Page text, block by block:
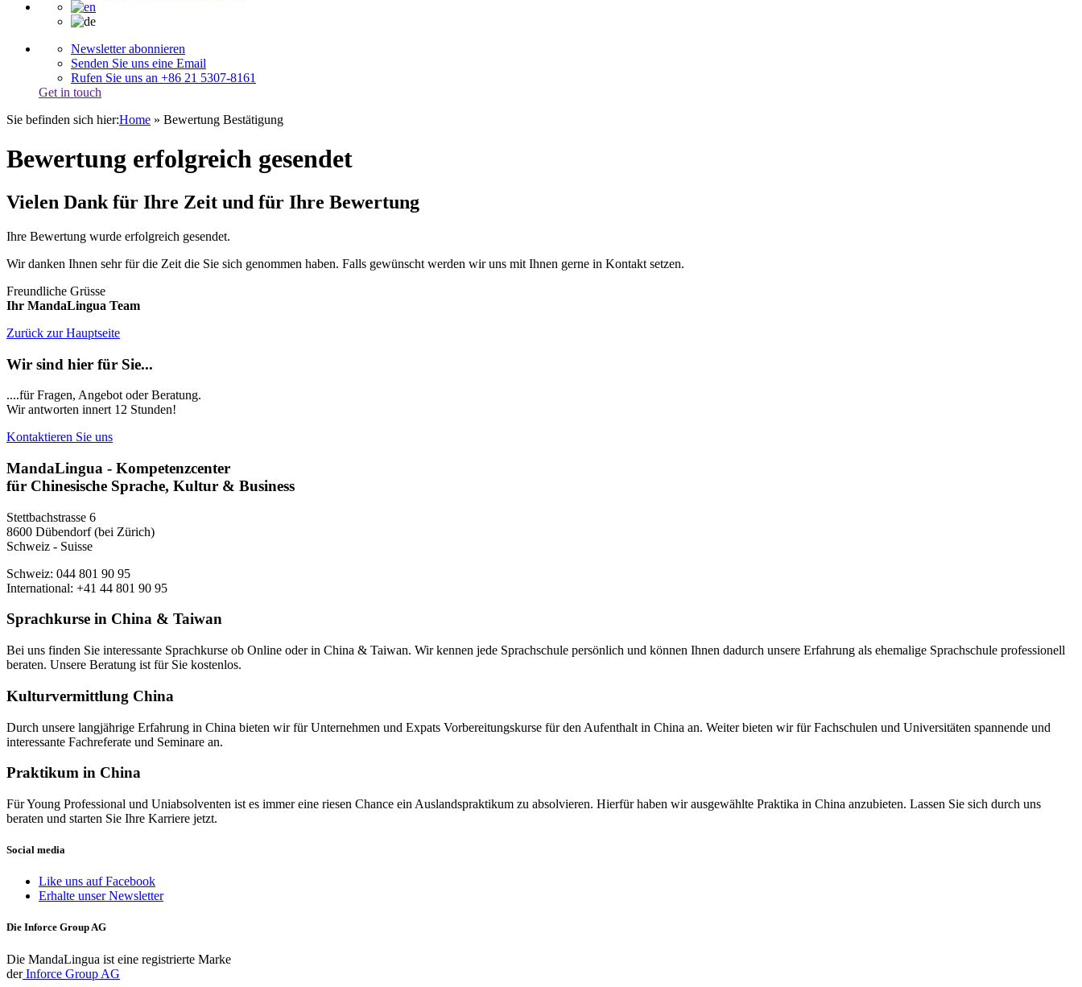
Newsletter abonnieren
Senden Sie uns eine Email
Rufen Sie uns an +86 21 5307-8161
Get in touch
Sie befinden sich hier:Home » Bewertung Bestätigung
Bewertung erfolgreich gesendet
Vielen Dank für Ihre Zeit und für Ihre Bewertung
Ihre Bewertung wurde erfolgreich gesendet.
Wir danken Ihnen sehr für die Zeit die Sie sich genommen haben. Falls gewünscht werden wir uns mit Ihnen gerne in Kontakt setzen.
Freundliche Grüsse
Ihr MandaLingua Team
Zurück zur Hauptseite
Wir sind hier für Sie...
....für Fragen, Angebot oder Beratung.
Wir antworten innert 12 Stunden!
Kontaktieren Sie uns
MandaLingua - Kompetenzcenter
für Chinesische Sprache, Kultur & Business
Stettbachstrasse 6
8600 Dübendorf (bei Zürich)
Schweiz - Suisse
Schweiz: 044 801 90 95
International: +41 44 801 90 95
Sprachkurse in China & Taiwan
Bei uns finden Sie interessante Sprachkurse ob Online oder in China & Taiwan. Wir kennen jede Sprachschule persönlich und können Ihnen dadurch unsere Erfahrung als ehemalige Sprachschule professionell
beraten. Unsere Beratung ist für Sie kostenlos.
Kulturvermittlung China
Durch unsere langjährige Erfahrung in China bieten wir für Unternehmen und Expats Vorbereitungskurse für den Aufenthalt in China an. Weiter bieten wir für Fachschulen und Universitäten spannende und
interessante Fachreferate und Seminare an.
Praktikum in China
Für Young Professional und Uniabsolventen ist es immer eine riesen Chance ein Auslandspraktikum zu absolvieren. Hierfür haben wir ausgewählte Praktika in China anzubieten. Lassen Sie sich durch uns
beraten und starten Sie Ihre Karriere jetzt.
Social media
Like uns auf Facebook
Erhalte unser Newsletter
Die Inforce Group AG
Die MandaLingua ist eine registrierte Marke
derInforce Group AG